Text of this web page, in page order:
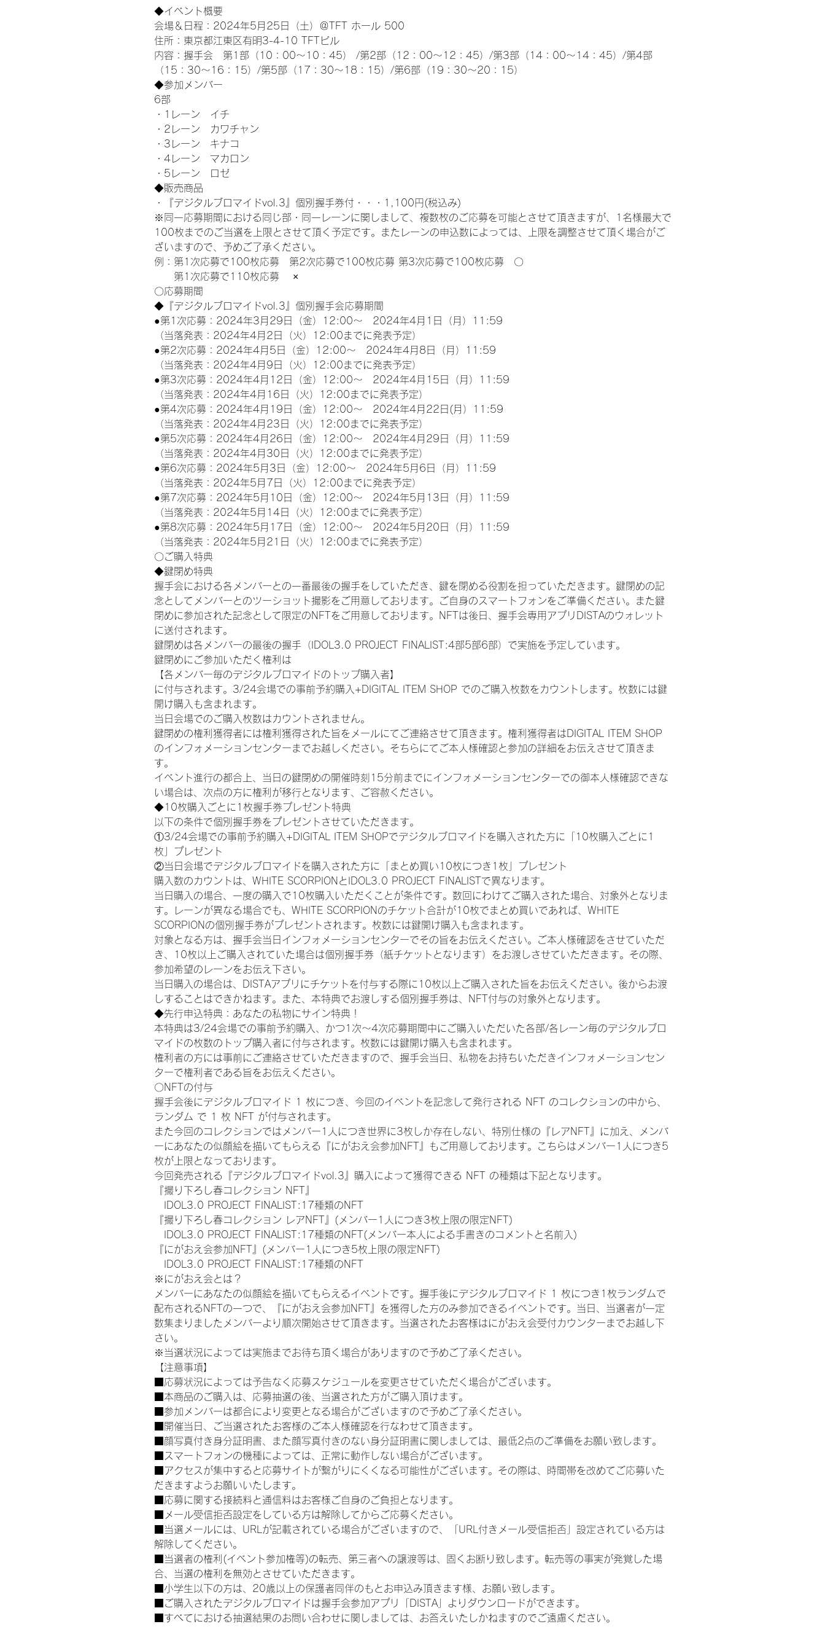
◆イベント概要
会場＆日程：2024年5月25日（土）＠TFT ホール 500
住所：東京都江東区有明3-4-10 TFTビル
内容：握手会　第1部（10：00～10：45） /第2部（12：00～12：45）/第3部（14：00～14：45）/第4部
（15：30～16：15）/第5部（17：30～18：15）/第6部（19：30～20：15）
◆参加メンバー
6部
・1レーン　イチ
・2レーン　カワチャン
・3レーン　キナコ
・4レーン　マカロン
・5レーン　ロゼ
◆販売商品
・『デジタルブロマイドvol.3』個別握手券付・・・1,100円(税込み)
※同一応募期間における同じ部・同一レーンに関しまして、複数枚のご応募を可能とさせて頂きますが、1名様最大で
100枚までのご当選を上限とさせて頂く予定です。またレーンの申込数によっては、上限を調整させて頂く場合がご
ざいますので、予めご了承ください。
例：第1次応募で100枚応募　第2次応募で100枚応募 第3次応募で100枚応募　〇
第1次応募で110枚応募　 ×
〇応募期間
◆『デジタルブロマイドvol.3』個別握手会応募期間
●第1次応募：2024年3月29日（金）12:00～　2024年4月1日（月）11:59
（当落発表：2024年4月2日（火）12:00までに発表予定）
●第2次応募：2024年4月5日（金）12:00～　2024年4月8日（月）11:59
（当落発表：2024年4月9日（火）12:00までに発表予定）
●第3次応募：2024年4月12日（金）12:00～　2024年4月15日（月）11:59
（当落発表：2024年4月16日（火）12:00までに発表予定）
●第4次応募：2024年4月19日（金）12:00～　2024年4月22日(月）11:59
（当落発表：2024年4月23日（火）12:00までに発表予定）
●第5次応募：2024年4月26日（金）12:00～　2024年4月29日（月）11:59
（当落発表：2024年4月30日（火）12:00までに発表予定）
●第6次応募：2024年5月3日（金）12:00～　2024年5月6日（月）11:59
（当落発表：2024年5月7日（火）12:00までに発表予定）
●第7次応募：2024年5月10日（金）12:00～　2024年5月13日（月）11:59
（当落発表：2024年5月14日（火）12:00までに発表予定）
●第8次応募：2024年5月17日（金）12:00～　2024年5月20日（月）11:59
（当落発表：2024年5月21日（火）12:00までに発表予定）
〇ご購入特典
◆鍵閉め特典
握手会における各メンバーとの一番最後の握手をしていただき、鍵を閉める役割を担っていただきます。鍵閉めの記
念としてメンバーとのツーショット撮影をご用意しております。ご自身のスマートフォンをご準備ください。また鍵
閉めに参加された記念として限定のNFTをご用意しております。NFTは後日、握手会専用アプリDISTAのウォレット
に送付されます。
鍵閉めは各メンバーの最後の握手（IDOL3.0 PROJECT FINALIST:4部5部6部）で実施を予定しています。
鍵閉めにご参加いただく権利は
【各メンバー毎のデジタルブロマイドのトップ購入者】
に付与されます。3/24会場での事前予約購入+DIGITAL ITEM SHOP でのご購入枚数をカウントします。枚数には鍵
開け購入も含まれます。
当日会場でのご購入枚数はカウントされません。
鍵閉めの権利獲得者には権利獲得された旨をメールにてご連絡させて頂きます。権利獲得者はDIGITAL ITEM SHOP
のインフォメーションセンターまでお越しください。そちらにてご本人様確認と参加の詳細をお伝えさせて頂きま
す。
イベント進行の都合上、当日の鍵閉めの開催時刻15分前までにインフォメーションセンターでの御本人様確認できな
い場合は、次点の方に権利が移行となります、ご容赦ください。
◆10枚購入ごとに1枚握手券プレゼント特典
以下の条件で個別握手券をプレゼントさせていただきます。
①3/24会場での事前予約購入+DIGITAL ITEM SHOPでデジタルブロマイドを購入された方に「10枚購入ごとに1
枚」プレゼント
②当日会場でデジタルブロマイドを購入された方に「まとめ買い10枚につき1枚」プレゼント
購入数のカウントは、WHITE SCORPIONとIDOL3.0 PROJECT FINALISTで異なります。
当日購入の場合、一度の購入で10枚購入いただくことが条件です。数回にわけてご購入された場合、対象外となりま
す。レーンが異なる場合でも、WHITE SCORPIONのチケット合計が10枚でまとめ買いであれば、WHITE
SCORPIONの個別握手券がプレゼントされます。枚数には鍵開け購入も含まれます。
対象となる方は、握手会当日インフォメーションセンターでその旨をお伝えください。ご本人様確認をさせていただ
き、10枚以上ご購入されていた場合は個別握手券（紙チケットとなります）をお渡しさせていただきます。その際、
参加希望のレーンをお伝え下さい。
当日購入の場合は、DISTAアプリにチケットを付与する際に10枚以上ご購入された旨をお伝えください。後からお渡
しすることはできかねます。また、本特典でお渡しする個別握手券は、NFT付与の対象外となります。
◆先行申込特典：あなたの私物にサイン特典！
本特典は3/24会場での事前予約購入、かつ1次〜4次応募期間中にご購入いただいた各部/各レーン毎のデジタルブロ
マイドの枚数のトップ購入者に付与されます。枚数には鍵開け購入も含まれます。
権利者の方には事前にご連絡させていただきますので、握手会当日、私物をお持ちいただきインフォメーションセン
ターで権利者である旨をお伝えください。
〇NFTの付与
握手会後にデジタルブロマイド 1 枚につき、今回のイベントを記念して発行される NFT のコレクションの中から、
ランダム で 1 枚 NFT が付与されます。
また今回のコレクションではメンバー1人につき世界に3枚しか存在しない、特別仕様の『レアNFT』に加え、メンバ
ーにあなたの似顔絵を描いてもらえる『にがおえ会参加NFT』もご用意しております。こちらはメンバー1人につき5
枚が上限となっております。
今回発売される『デジタルブロマイドvol.3』購入によって獲得できる NFT の種類は下記となります。
『撮り下ろし春コレクション NFT』
IDOL3.0 PROJECT FINALIST:17種類のNFT
『撮り下ろし春コレクション レアNFT』(メンバー1人につき3枚上限の限定NFT)
IDOL3.0 PROJECT FINALIST:17種類のNFT(メンバー本人による手書きのコメントと名前入)
『にがおえ会参加NFT』(メンバー1人につき5枚上限の限定NFT)
IDOL3.0 PROJECT FINALIST:17種類のNFT
※にがおえ会とは？
メンバーにあなたの似顔絵を描いてもらえるイベントです。握手後にデジタルブロマイド 1 枚につき1枚ランダムで
配布されるNFTの一つで、『にがおえ会参加NFT』を獲得した方のみ参加できるイベントです。当日、当選者が一定
数集まりましたメンバーより順次開始させて頂きます。当選されたお客様はにがおえ会受付カウンターまでお越し下
さい。
※当選状況によっては実施までお待ち頂く場合がありますので予めご了承ください。
【注意事項】
■応募状況によっては予告なく応募スケジュールを変更させていただく場合がございます。
■本商品のご購入は、応募抽選の後、当選された方がご購入頂けます。
■参加メンバーは都合により変更となる場合がございますので予めご了承ください。
■開催当日、ご当選されたお客様のご本人様確認を行なわせて頂きます。
■顔写真付き身分証明書、また顔写真付きのない身分証明書に関しましては、最低2点のご準備をお願い致します。
■スマートフォンの機種によっては、正常に動作しない場合がございます。
■アクセスが集中すると応募サイトが繋がりにくくなる可能性がございます。その際は、時間帯を改めてご応募いた
だきますようお願いいたします。
■応募に関する接続料と通信料はお客様ご自身のご負担となります。
■メール受信拒否設定をしている方は解除してからご応募ください。
■当選メールには、URLが記載されている場合がございますので、「URL付きメール受信拒否」設定されている方は
解除してください。
■当選者の権利(イベント参加権等)の転売、第三者への譲渡等は、固くお断り致します。転売等の事実が発覚した場
合、当選の権利を無効とさせていただきます。
■小学生以下の方は、20歳以上の保護者同伴のもとお申込み頂きます様、お願い致します。
■ご購入されたデジタルブロマイドは握手会参加アプリ「DISTA」よりダウンロードができます。
■すべてにおける抽選結果のお問い合わせに関しましては、お答えいたしかねますのでご遠慮ください。